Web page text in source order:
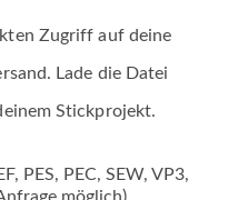
Zugriff auf deine
Lade die Datei
Stickprojekt.
PES, PEC, SEW, VP3,